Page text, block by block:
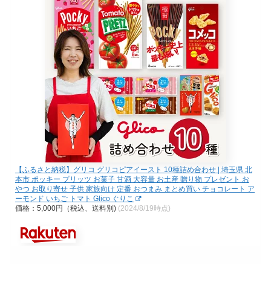
【ふるさと納税】グリコ グリコピアイースト 10種詰め合わせ | 埼玉県 北
本市 ポッキー プリッツ お菓子 甘酒 大容量 お土産 贈り物 プレゼント お
やつ お取り寄せ 子供 家族向け 定番 おつまみ まとめ買い チョコレート ア
ーモンド いちご トマト Glico ぐりこ
価格：5,000円（税込、送料別) (2024/8/19時点)